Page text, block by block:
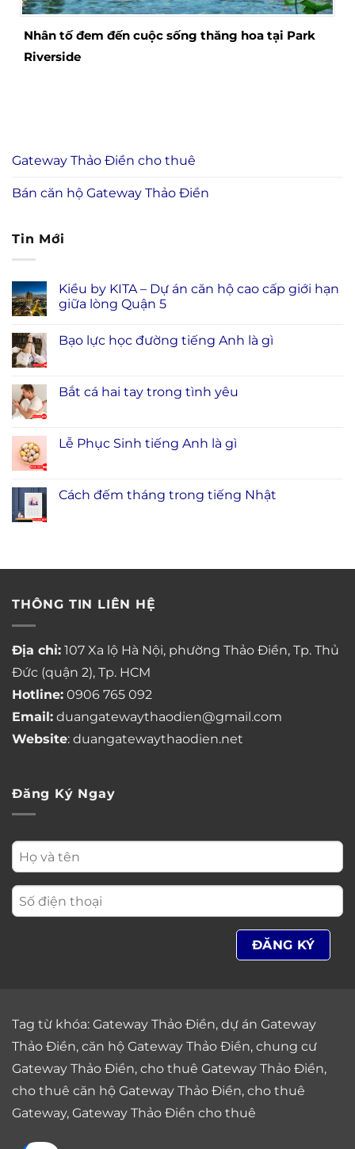
Nhân tố đem đến cuộc sống thăng hoa tại Park
Riverside
Gateway Thảo Điền cho thuê
Bán căn hộ Gateway Thảo Điền
Tin Mới
Kiều by KITA – Dự án căn hộ cao cấp giới hạn
giữa lòng Quận 5
Bạo lực học đường tiếng Anh là gì
Bắt cá hai tay trong tình yêu
Lễ Phục Sinh tiếng Anh là gì
Cách đếm tháng trong tiếng Nhật
THÔNG TIN LIÊN HỆ
Địa chỉ: 107 Xa lộ Hà Nội, phường Thảo Điền, Tp. Thủ
Đức (quận 2), Tp. HCM
Hotline: 0906 765 092
Email: duangatewaythaodien@gmail.com
Website: duangatewaythaodien.net
Đăng Ký Ngay
Tag từ khóa: Gateway Thảo Điền, dự án Gateway
Thảo Điền, căn hộ Gateway Thảo Điền, chung cư
Gateway Thảo Điền, cho thuê Gateway Thảo Điền,
cho thuê căn hộ Gateway Thảo Điền, cho thuê
Gateway, Gateway Thảo Điền cho thuê